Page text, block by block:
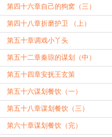
第四十六章自己的狗窝（三）
第四十八章折磨护卫 （上）
第五十章调戏小丫头
第五十二章秦琼的谋划（中）
第五十四章安抚王玄策
第五十六谋划餐饮（一）
第五十八章谋划餐饮（三）
第六十章谋划餐饮（完）